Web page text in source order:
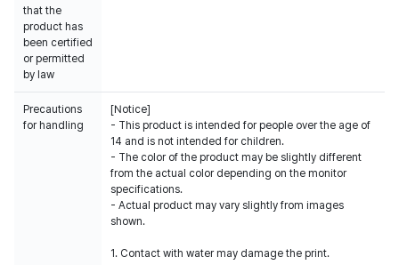
that the
product has
been certified
or permitted
by law
Precautions
for handling
[Notice]
- This product is intended for people over the age of
14 and is not intended for children.
- The color of the product may be slightly different
from the actual color depending on the monitor
specifications.
- Actual product may vary slightly from images
shown.
1. Contact with water may damage the print.